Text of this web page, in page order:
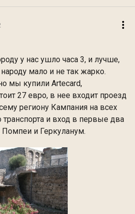
у нас ушло часа 3, и лучше,
народу мало и не так жарко.
мы купили Artecard,
27 евро, в нее входит проезд
региону Кампания на всех
и вход в первые два
Помпеи и Геркуланум.